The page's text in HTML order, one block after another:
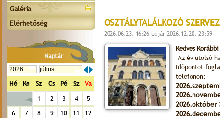
Galéria
Elérhetőség
Naptár
Hé Ke Sz Cs Pé Sz Va
1 2 3 4
5
6
7 8 9 10 11
12
OSZTÁLYTALÁLKOZÓ
2026.06.23. 16:26 Lejár 2026.12.20. 23:59
Kedves
Az év utolsó
Időpontot
telefonon:
2026.október